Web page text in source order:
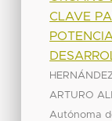
CLAVE
ARTURO
Autónoma